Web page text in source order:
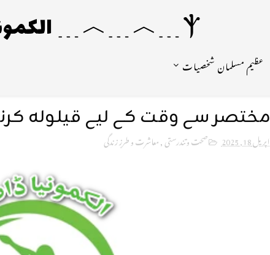
Ⲯ﹍︿﹍︿﹍ الکمونیا ﹍Ⲯ﹍Ⲯ﹍︿﹍☼
عظیم مسلمان شخصیات
مختصر سے وقت کے لیے قیلولہ
اپریل 18, 2025 صحت و تندرستی,معاشرت و طرزِ زندگی